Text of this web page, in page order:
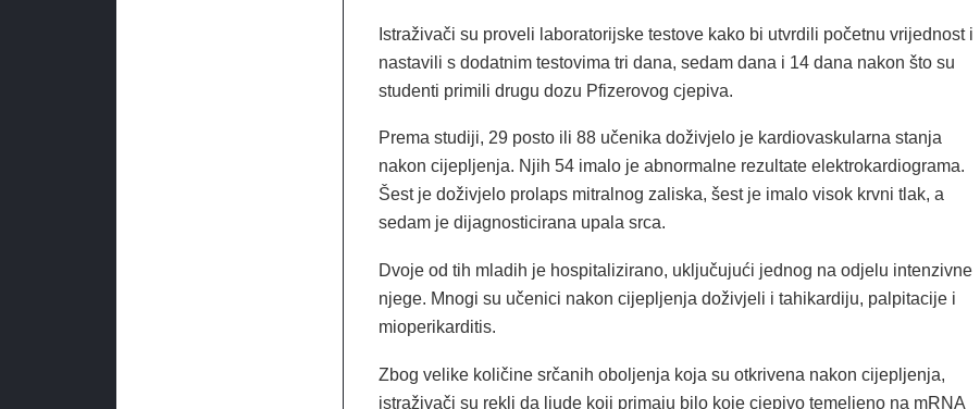
Istraživači su proveli laboratorijske testove kako bi utvrdili početnu vrijednost i
nastavili s dodatnim testovima tri dana, sedam dana i 14 dana nakon što su
studenti primili drugu dozu Pfizerovog cjepiva.
Prema studiji, 29 posto ili 88 učenika doživjelo je kardiovaskularna stanja
nakon cijepljenja. Njih 54 imalo je abnormalne rezultate elektrokardiograma.
Šest je doživjelo prolaps mitralnog zaliska, šest je imalo visok krvni tlak, a
sedam je dijagnosticirana upala srca.
Dvoje od tih mladih je hospitalizirano, uključujući jednog na odjelu intenzivne
njege. Mnogi su učenici nakon cijepljenja doživjeli i tahikardiju, palpitacije i
mioperikarditis.
Zbog velike količine srčanih oboljenja koja su otkrivena nakon cijepljenja,
istraživači su rekli da ljude koji primaju bilo koje cjepivo temeljeno na mRNA